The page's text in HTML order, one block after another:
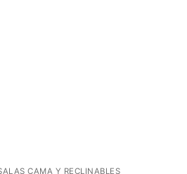
CAMA Y RECLINABLES